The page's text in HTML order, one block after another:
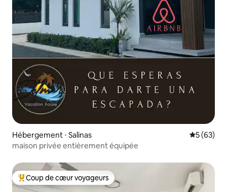
Hébergement ⋅ Salinas
5 (63)
maison privée entièrement équipée
Coups de cœur voyageurs les plus appréciés
Coup de cœur voyageurs